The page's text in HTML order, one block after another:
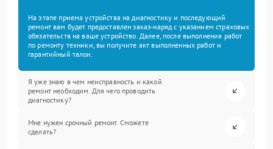
На этапе приема устройства на диагностику и последующий
ремонт вам будет предоставлен заказ-наряд с указанием страховых
обязательств на ваше устройство. Далее, после выполнения работ
по ремонту техники, вы получите акт выполненных работ и
гарантийный талон.
Я уже знаю в чем неисправность и какой
ремонт необходим. Для чего проводить
диагностику?
Мне нужен срочный ремонт. Сможете
сделать?